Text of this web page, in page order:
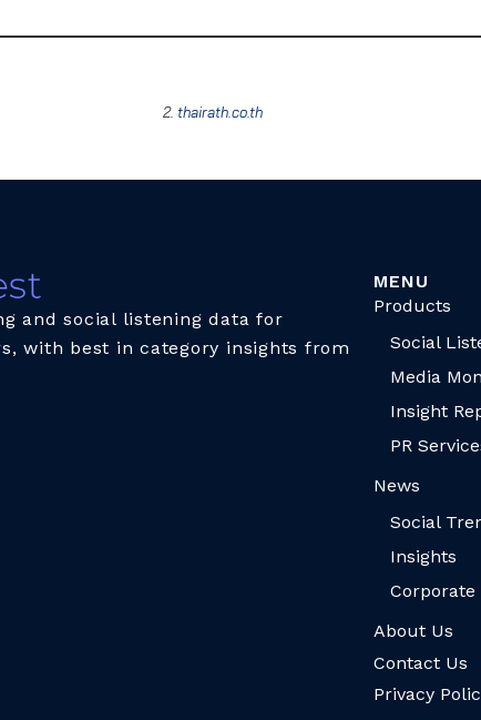
2. thairath.co.th
and social listening data for
with best in category insights from
MENU
Products
Social
Media
Insight
PR
News
Social
Insights
Corporate
About Us
Contact Us
Privacy